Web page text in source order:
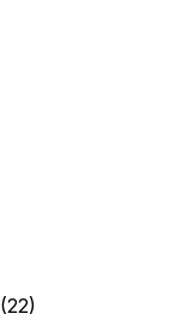
(22)